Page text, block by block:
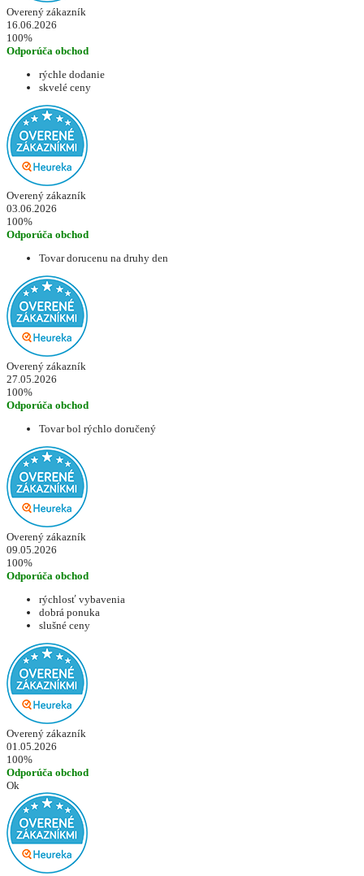
Overený zákazník
16.06.2026
100%
Odporúča obchod
rýchle dodanie
skvelé ceny
Overený zákazník
03.06.2026
100%
Odporúča obchod
Tovar dorucenu na druhy den
Overený zákazník
27.05.2026
100%
Odporúča obchod
Tovar bol rýchlo doručený
Overený zákazník
09.05.2026
100%
Odporúča obchod
rýchlosť vybavenia
dobrá ponuka
slušné ceny
Overený zákazník
01.05.2026
100%
Odporúča obchod
Ok